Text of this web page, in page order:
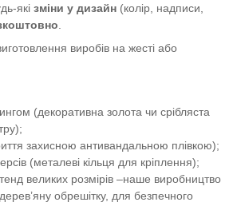
які зміни у дизайн (колір, надписи,
виробів на жесті або
(декоративна золота чи срібляста
захисною антивандальною плівкою);
(металеві кільця для кріплення);
великих розмірів –наше виробництво
обрешітку, для безпечного